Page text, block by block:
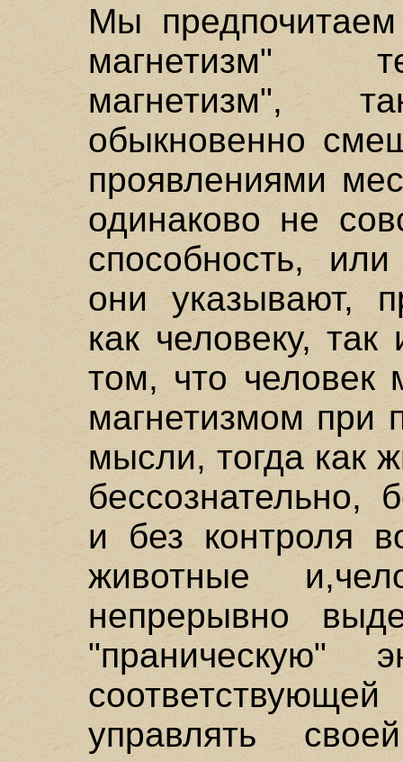
Мы предпочитаем
магнетизм"
магнетизм",
обыкновенно
проявлениями
одинаково не
способность,
они указывают,
как человеку,
том, что человек
магнетизмом при
мысли, тогда как
бессознательно,
и без контроля
животные
непрерывно
"праническую"
управлять